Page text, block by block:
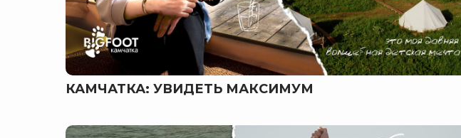
КАМЧАТКА: УВИДЕТЬ МАКСИМУМ